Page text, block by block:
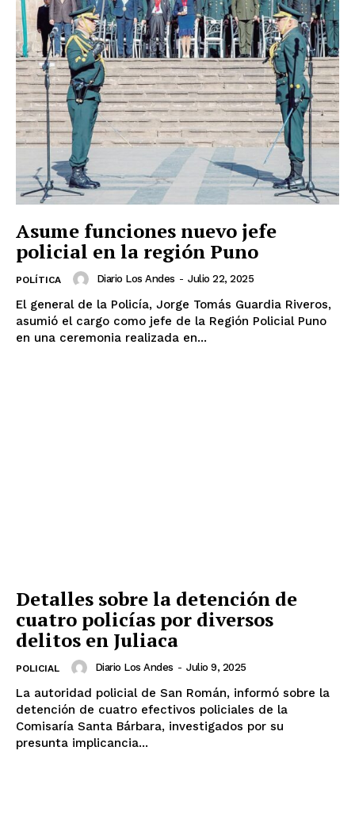
Asume funciones nuevo jefe
policial en la región Puno
POLÍTICA Diario Los Andes - Julio 22, 2025
El general de la Policía, Jorge Tomás Guardia Riveros,
asumió el cargo como jefe de la Región Policial Puno
en una ceremonia realizada en...
Detalles sobre la detención de
cuatro policías por diversos
delitos en Juliaca
POLICIAL Diario Los Andes - Julio 9, 2025
La autoridad policial de San Román, informó sobre la
detención de cuatro efectivos policiales de la
Comisaría Santa Bárbara, investigados por su
presunta implicancia...